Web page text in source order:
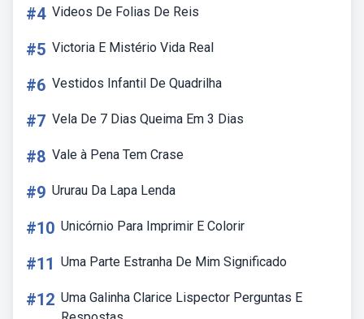
#4 Videos De Folias De Reis
#5 Victoria E Mistério Vida Real
#6 Vestidos Infantil De Quadrilha
#7 Vela De 7 Dias Queima Em 3 Dias
#8 Vale à Pena Tem Crase
#9 Ururau Da Lapa Lenda
#10 Unicórnio Para Imprimir E Colorir
#11 Uma Parte Estranha De Mim Significado
#12 Uma Galinha Clarice Lispector Perguntas E